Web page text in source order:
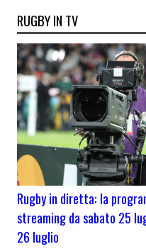
RUGBY IN TV
Rugby in diretta: la
streaming da sabato 25
26 luglio